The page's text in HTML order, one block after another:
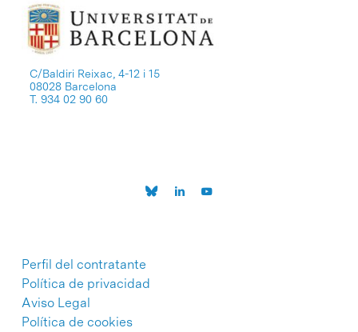
C/Baldiri Reixac, 4-12 i 15
08028 Barcelona
T. 934 02 90 60
Perfil del contratante
Política de privacidad
Aviso Legal
Política de cookies